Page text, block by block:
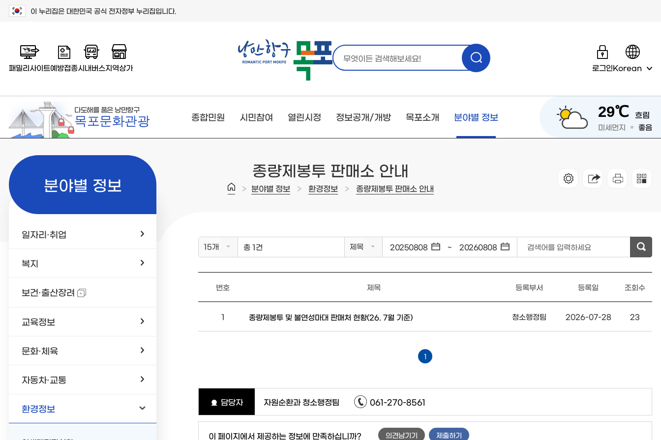
이 누리집은 대한민국 공식 전자정부 누리집입니다.
패밀리사이트예방접종시내버스지역상가 로그인Korean
다도해를 품은 낭만항구
목포문화관광 종합민원 시민참여 열린시정 정보공개/개방 목포소개 분야별 정보 29℃ 흐림
미세먼지 좋음
종량제봉투 판매소 안내
> 분야별 정보 > 환경정보 > 종량제봉투 판매소 안내
분야별 정보
일자리·취업
복지
보건·출산장려
교육정보
문화·체육
자동차·교통
환경정보
15개 총 1건 제목 ~ 검색어를 입력하세요
번호 제목 등록부서 등록일 조회수
1 종량제봉투 및 불연성마대 판매처 현황(26. 7월 기준) 청소행정팀 2026-07-28 23
1
담당자 자원순환과 청소행정팀 061-270-8561
이 페이지에서 제공하는 정보에 만족하십니까? 의견남기기 제출하기